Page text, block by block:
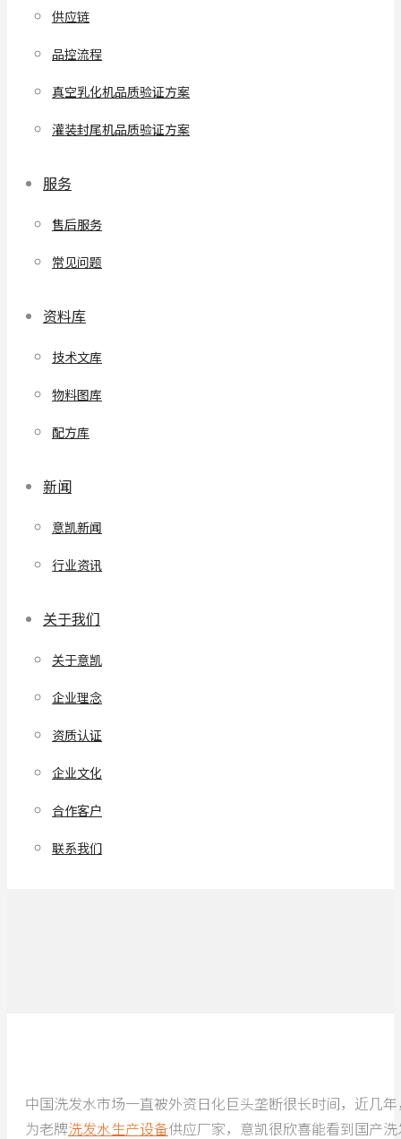
供应链
品控流程
真空乳化机品质验证方案
灌装封尾机品质验证方案
服务
售后服务
常见问题
资料库
技术文库
物料图库
配方库
新闻
意凯新闻
行业资讯
关于我们
关于意凯
企业理念
资质认证
企业文化
合作客户
联系我们
中国洗发水市场一直被外资日化巨头垄断很长时间，近几
为老牌洗发水生产设备供应厂家，意凯很欣喜能看到国产